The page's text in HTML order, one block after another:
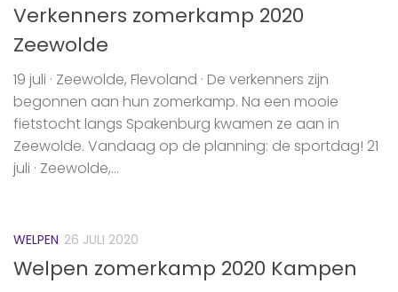
Verkenners zomerkamp 2020
Zeewolde
19 juli · Zeewolde, Flevoland · De verkenners zijn
begonnen aan hun zomerkamp. Na een mooie
fietstocht langs Spakenburg kwamen ze aan in
Zeewolde. Vandaag op de planning: de sportdag! 21
juli · Zeewolde,...
WELPEN 26 JULI 2020
Welpen zomerkamp 2020 Kampen